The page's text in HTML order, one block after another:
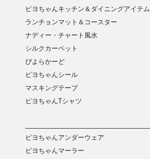
ピヨちゃんキッチン＆ダイニングアイテム
ランチョンマット＆コースター
ナディー・チャート風水
シルクカーペット
ぴよらかーど
ピヨちゃんシール
マスキングテープ
ピヨちゃんTシャツ
ピヨちゃんアンダーウェア
ピヨちゃんマーラー